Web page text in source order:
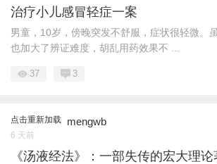
治疗小儿感冒轻症一案
男童，10岁，傍晚突发不舒服，症状很轻微。
也加大了辨证难度，胡乱用药效果不 ...
37 3
点击重新加载 mengwb
6 天前
《汤液经法》：一部失传的宏大理